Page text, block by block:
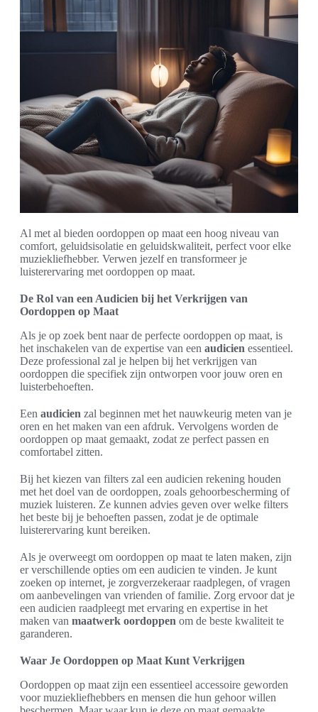
Al met al bieden oordoppen op maat een hoog niveau van
comfort, geluidsisolatie en geluidskwaliteit, perfect voor elke
muziekliefhebber. Verwen jezelf en transformeer je
luisterervaring met oordoppen op maat.
De Rol van een Audicien bij het Verkrijgen van
Oordoppen op Maat
Als je op zoek bent naar de perfecte oordoppen op maat, is
het inschakelen van de expertise van een audicien essentieel.
Deze professional zal je helpen bij het verkrijgen van
oordoppen die specifiek zijn ontworpen voor jouw oren en
luisterbehoeften.
Een audicien zal beginnen met het nauwkeurig meten van je
oren en het maken van een afdruk. Vervolgens worden de
oordoppen op maat gemaakt, zodat ze perfect passen en
comfortabel zitten.
Bij het kiezen van filters zal een audicien rekening houden
met het doel van de oordoppen, zoals gehoorbescherming of
muziek luisteren. Ze kunnen advies geven over welke filters
het beste bij je behoeften passen, zodat je de optimale
luisterervaring kunt bereiken.
Als je overweegt om oordoppen op maat te laten maken, zijn
er verschillende opties om een audicien te vinden. Je kunt
zoeken op internet, je zorgverzekeraar raadplegen, of vragen
om aanbevelingen van vrienden of familie. Zorg ervoor dat je
een audicien raadpleegt met ervaring en expertise in het
maken van maatwerk oordoppen om de beste kwaliteit te
garanderen.
Waar Je Oordoppen op Maat Kunt Verkrijgen
Oordoppen op maat zijn een essentieel accessoire geworden
voor muziekliefhebbers en mensen die hun gehoor willen